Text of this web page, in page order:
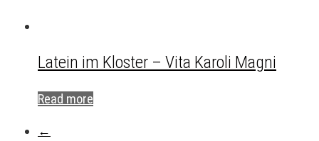
Latein im Kloster – Vita Karoli Magni
Read more
←